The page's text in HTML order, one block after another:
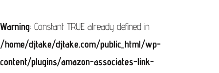
Warning: Constant TRUE already defined in
/home/djtake/djtake.com/public_html/wp-
content/plugins/amazon-associates-link-